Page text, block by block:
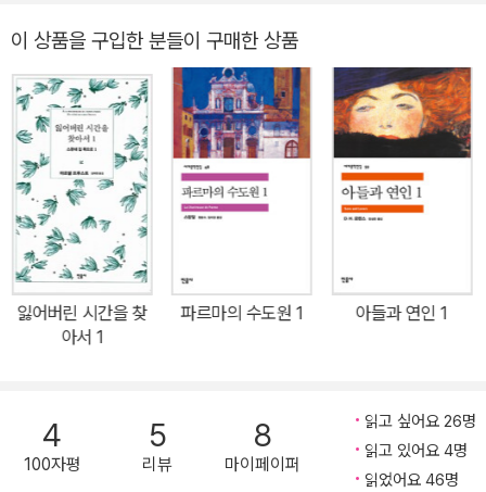
단편 소설 집필을 함께했던 작가 플로렌스 헤니커를 만난다. 하디의
시편들에서 짐작할 수 있듯이 그는 그녀에게 상당한 애정을 품게 된
다. 당시 하디는 결혼 생활로 인한 고통을 감내하고 있었다. 아내 에마
는 하디의 글쓰기에 많은 도움도 주었지만 에마는 변호사의 딸로서
자신이 하디보다 우월한 계급 출신이라는 생각을 버리지 못했고, 이
러한 신분의 차이는 결국 그들의 불행한 결혼 생활의 원인이 되었다.
이혼을 쉽게 허용하지 않던 경직된 당대의 사회 현실 속에서, 순탄치
않았던 결혼 생활은 《숲의 사람들》, 《무명의 주드》에서 심도 있게 형
상화된다. 특히 하디의 《무명의 주드》는 사촌 간의 사랑을 다룬 것 때
문에 파격적이고 급진적인 소설로 많은 비판을 받았는데, 하디는 이
작품을 끝으로 소설 쓰기를 그만두고 시와 극작에 전념했다. 말년 30
대학으로부터 명예 문학박사 학위를, 애버딘·브리스틀대학 등에서도
명예 학위를 받았다. 1912년에 아내 에마가 먼저 세상을 떠나자 큰
수의 한국 문학을 영어로 번역했다. 외무부장관 표창장, 대한민국 문
이 상품을 구입한 분들이 구매한 상품
잃어버린 시간을 찾
아서 1
파르마의 수도원 1 아들과 연인 1
4
100자평
5
리뷰
8
마이페이퍼
읽고 싶어요 26명
읽고 있어요 4명
읽었어요 46명